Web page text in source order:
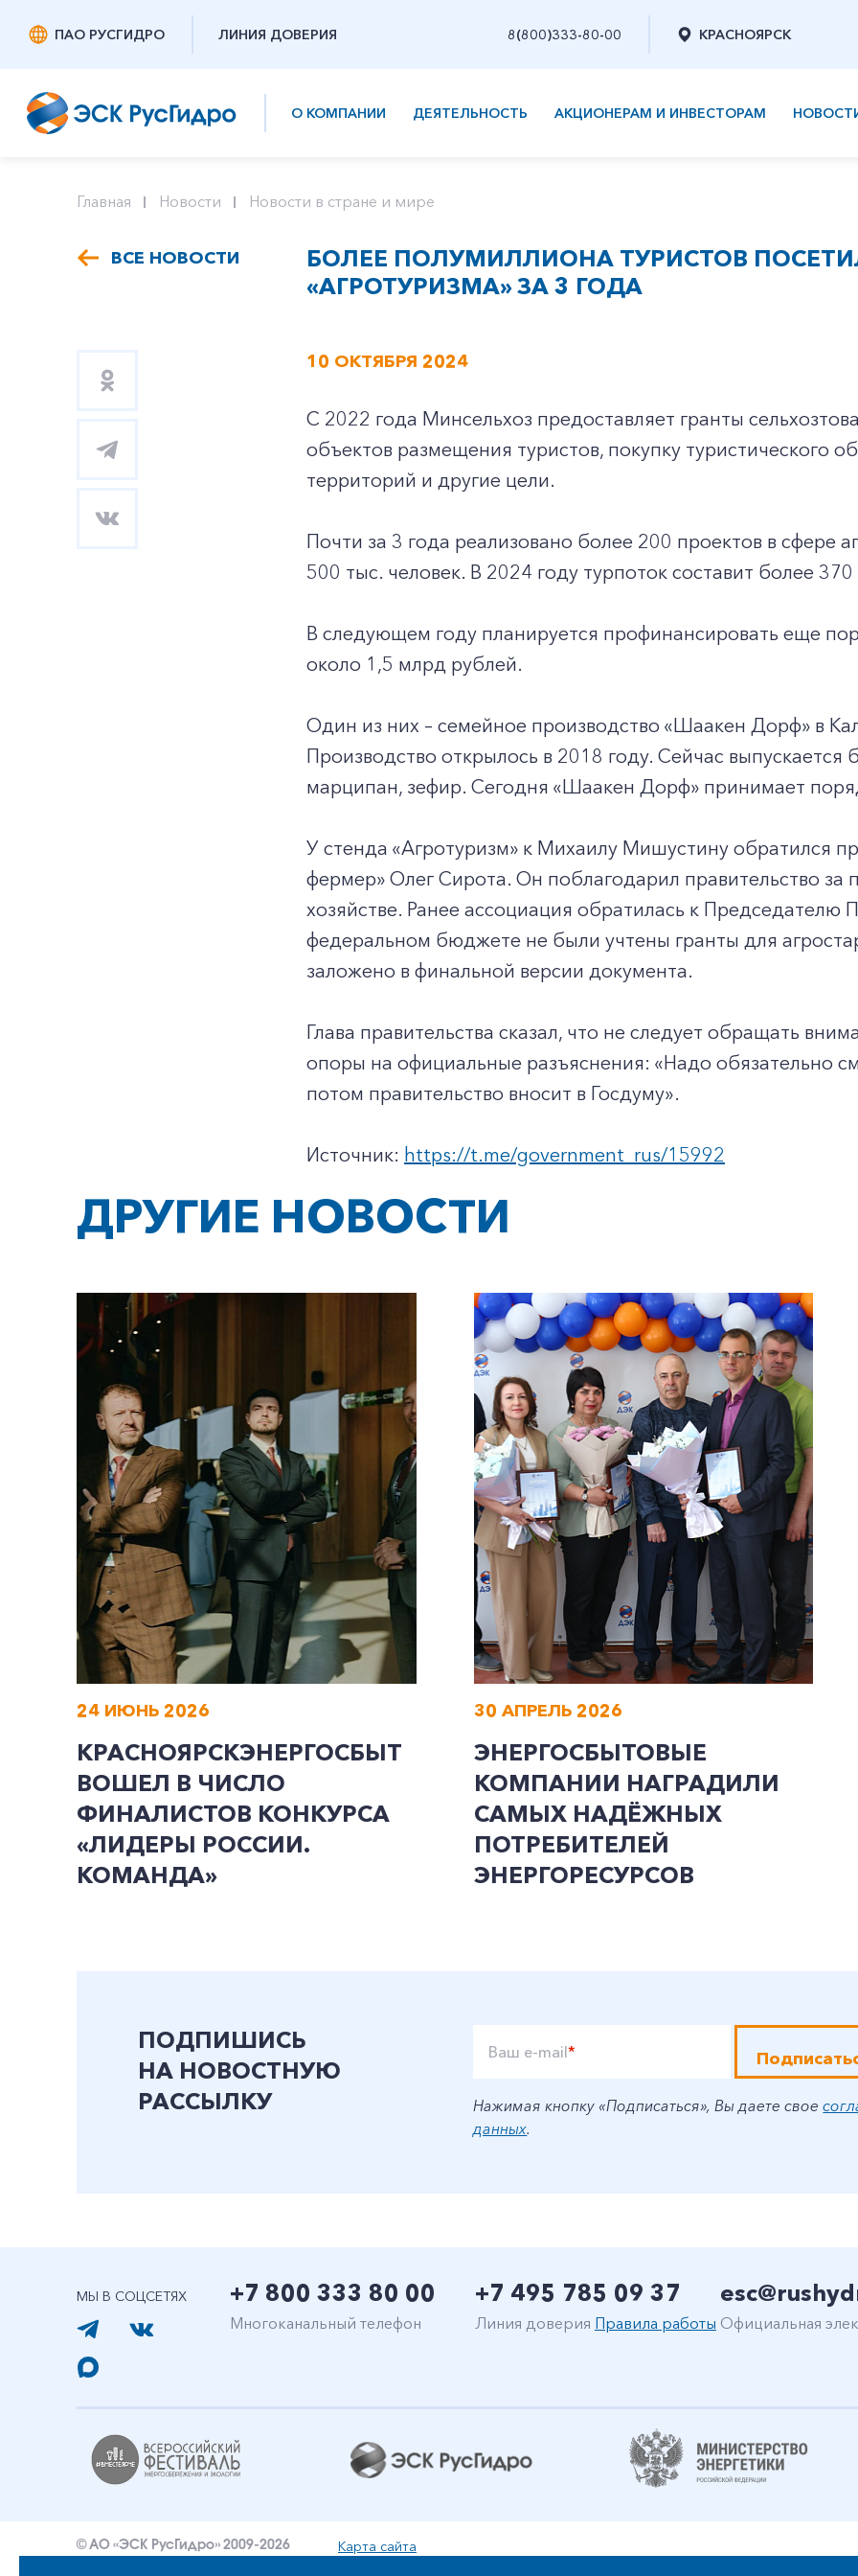
ПАО РУСГИДРО ЛИНИЯ ДОВЕРИЯ 8(800)333-80-00 КРАСНОЯРСК
О КОМПАНИИ ДЕЯТЕЛЬНОСТЬ АКЦИОНЕРАМ И ИНВЕСТОРАМ
Главная Новости Новости в стране и мире
ВСЕ НОВОСТИ
БОЛЕЕ ПОЛУМИЛЛИОНА ТУРИСТОВ
«АГРОТУРИЗМА» ЗА 3 ГОДА
10 ОКТЯБРЯ 2024
С 2022 года Минсельхоз предоставляет гранты
объектов размещения туристов, покупку туристического
территорий и другие цели.
Почти за 3 года реализовано более 200 проектов в сфере
500 тыс. человек. В 2024 году турпоток составит более 370
В следующем году планируется профинансировать еще
около 1,5 млрд рублей.
Один из них – семейное производство «Шаакен Дорф» в
Производство открылось в 2018 году. Сейчас
марципан, зефир. Сегодня «Шаакен Дорф» принимает
У стенда «Агротуризм» к Михаилу Мишустину обратился
фермер» Олег Сирота. Он поблагодарил правительство за
хозяйстве. Ранее ассоциация обратилась к Председателю
федеральном бюджете не были учтены гранты для
заложено в финальной версии документа.
Глава правительства сказал, что не следует обращать
опоры на официальные разъяснения: «Надо обязательно
потом правительство вносит в Госдуму».
Источник: https://t.me/government_rus/15992
ДРУГИЕ НОВОСТИ
24 ИЮНЬ 2026
КРАСНОЯРСКЭНЕРГОСБЫТ
ВОШЕЛ В ЧИСЛО
ФИНАЛИСТОВ КОНКУРСА
«ЛИДЕРЫ РОССИИ.
КОМАНДА»
30 АПРЕЛЬ 2026
ЭНЕРГОСБЫТОВЫЕ
КОМПАНИИ НАГРАДИЛИ
САМЫХ НАДЁЖНЫХ
ПОТРЕБИТЕЛЕЙ
ЭНЕРГОРЕСУРСОВ
ПОДПИШИСЬ
НА НОВОСТНУЮ
РАССЫЛКУ
Ваш e-mail*
Нажимая кнопку «Подписаться», Вы даете свое
данных.
МЫ В СОЦСЕТЯХ +7 800 333 80 00
Многоканальный телефон
+7 495 785 09 37
Линия доверия Правила работы Официальная
© АО «ЭСК РусГидро» 2009-2026
Карта сайта